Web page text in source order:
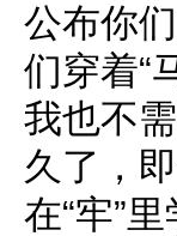
公布你
们穿着“
我也不
久了，
在“牢”